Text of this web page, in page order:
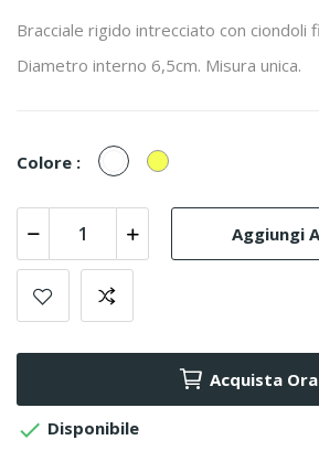
Bracciale rigido intrecciato con ciondoli
Diametro interno 6,5cm. Misura unica.
Colore : Bianco/Cristal
Giallo
Aggiungi
Acquista Ora
 Disponibile